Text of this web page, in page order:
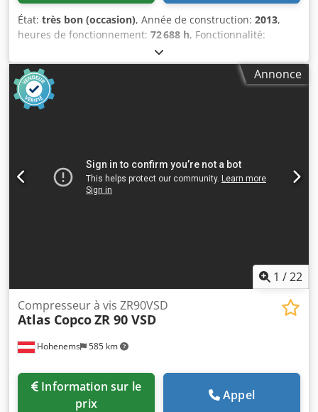
État: très bon (occasion), Année de construction: 2013,
heures de fonctionnement: 72 688 h, Fonctionnalité:
, Compresseur à vis Atlas Copco
GA45VSDFF Convertisseur de fréquence et sécheur
intégrés. Dkjdpfoznlx Sex Ahhor 45 kW 12,75 bars 8,67
m³/min Année de fabrication : 2013 Heures de
fonctionnement : 72 688 h
Annonce
1 /22
Hohenems 585 km
Compresseur à vis ZR90VSD
Atlas CopcoZR 90 VSD
prix
Appel